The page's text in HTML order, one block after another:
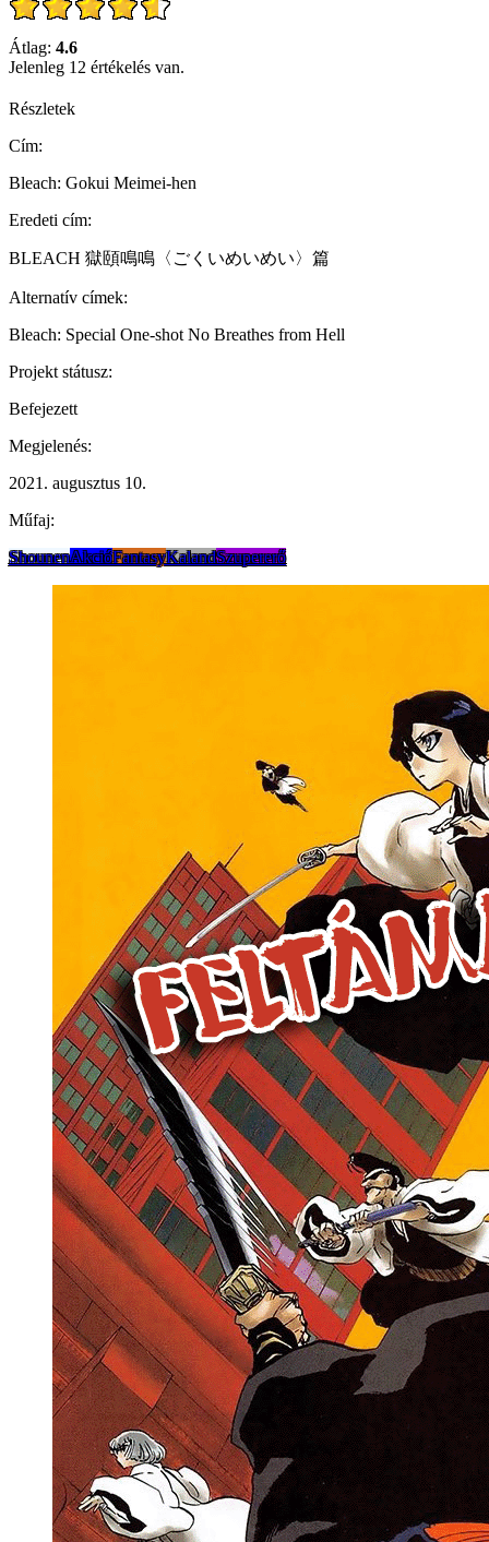
Átlag: 4.6
Jelenleg 12 értékelés van.
Részletek
Cím:
Bleach: Gokui Meimei-hen
Eredeti cím:
BLEACH 獄頤鳴鳴〈ごくいめいめい〉篇
Alternatív címek:
Bleach: Special One-shot No Breathes from Hell
Projekt státusz:
Befejezett
Megjelenés:
2021. augusztus 10.
Műfaj:
ShounenAkcióFantasyKalandSzupererő